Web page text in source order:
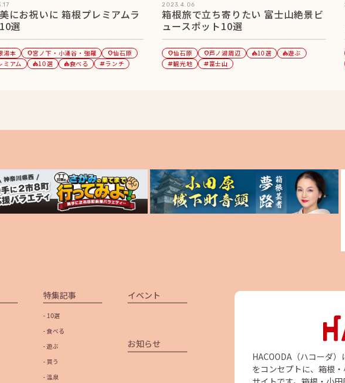
にお祝いに 箱根プレミアムラ
選
湯本 location_on宮ノ下・小涌谷・強羅 location_on仙石原
ミアム category10選 category食べる tagランチ
2023.4.06
箱根旅で立ち寄りたい 富士山絶景ビ
ュースポット10選
location_on仙石原 location_on芦ノ湖周辺 category10選 category遊ぶ
tag観光地 tag富士山
特集記事
- 10選
- 食べる
- 遊ぶ
- 買う
- 温泉
イベント
お知らせ
HACOODA（ハコーダ）
をコンセプトに、箱根